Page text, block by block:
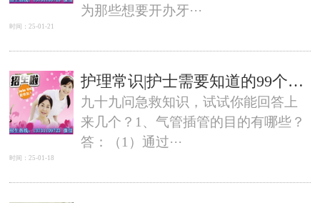
为那些想要开办牙···
时间：25-01-21
护理常识|护士需要知道的99个急救知识点-石家庄白求恩医学院
九十九问急救知识，试试你能回答上
来几个？1、气管插管的目的有哪些？
答：（1）通过···
时间：25-01-18